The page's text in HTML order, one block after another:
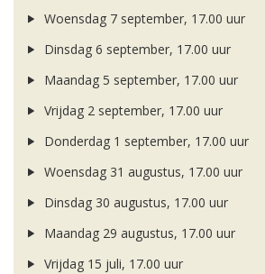
Woensdag 7 september, 17.00 uur
Dinsdag 6 september, 17.00 uur
Maandag 5 september, 17.00 uur
Vrijdag 2 september, 17.00 uur
Donderdag 1 september, 17.00 uur
Woensdag 31 augustus, 17.00 uur
Dinsdag 30 augustus, 17.00 uur
Maandag 29 augustus, 17.00 uur
Vrijdag 15 juli, 17.00 uur